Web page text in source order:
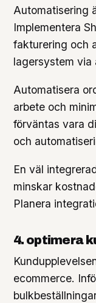
Automatisering
Implementera
fakturering och
lagersystem via
Automatisera
arbete och
förväntas vara
och
En väl
minskar
Planera
4. optimera
ecommerce.